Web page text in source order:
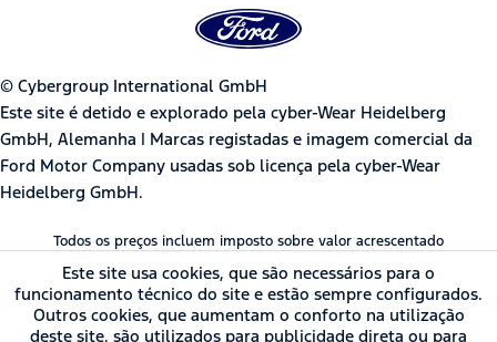
© Cybergroup International GmbH
Este site é detido e explorado pela cyber-Wear Heidelberg
GmbH, Alemanha | Marcas registadas e imagem comercial da
Ford Motor Company usadas sob licença pela cyber-Wear
Heidelberg GmbH.
Todos os preços incluem imposto sobre valor acrescentado
Este site usa cookies, que são necessários para o
funcionamento técnico do site e estão sempre configurados.
Outros cookies, que aumentam o conforto na utilização
deste site, são utilizados para publicidade direta ou para